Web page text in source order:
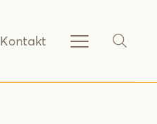
Kontakt
Service-
anzeigen